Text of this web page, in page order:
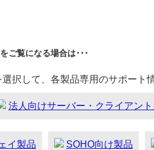
ご覧になる場合は･･･
択して、各製品専用のサポート
法人向けサーバー・クライアン
イ製品 SOHO向け製品